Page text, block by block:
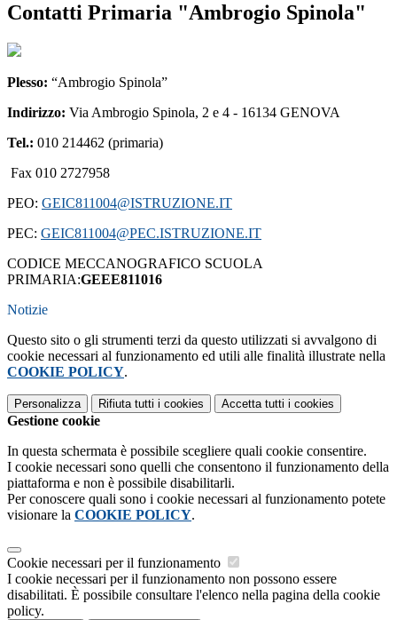
Contatti Primaria "Ambrogio Spinola"
Plesso: “Ambrogio Spinola”
Indirizzo: Via Ambrogio Spinola, 2 e 4 - 16134 GENOVA
Tel.: 010 214462 (primaria)
Fax 010 2727958
PEO: GEIC811004@ISTRUZIONE.IT
PEC: GEIC811004@PEC.ISTRUZIONE.IT
CODICE MECCANOGRAFICO SCUOLA
PRIMARIA:GEEE811016
Notizie
Questo sito o gli strumenti terzi da questo utilizzati si avvalgono di
cookie necessari al funzionamento ed utili alle finalità illustrate nella
COOKIE POLICY.
Personalizza Rifiuta tutti i cookies Accetta tutti i cookies
Gestione cookie
In questa schermata è possibile scegliere quali cookie consentire.
I cookie necessari sono quelli che consentono il funzionamento della
piattaforma e non è possibile disabilitarli.
Per conoscere quali sono i cookie necessari al funzionamento potete
visionare la COOKIE POLICY.
Cookie necessari per il funzionamento
I cookie necessari per il funzionamento non possono essere
disabilitati. È possibile consultare l'elenco nella pagina della cookie
policy.